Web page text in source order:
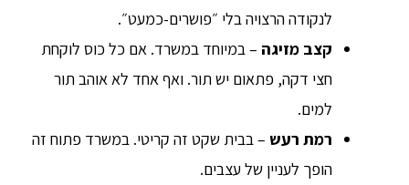
לנקודה הרצויה בלי ״פושרים-כמעט״.
קצב מזיגה – במיוחד במשרד. אם כל כוס לוקחת
חצי דקה, פתאום יש תור. ואף אחד לא אוהב תור
למים.
רמת רעש – בבית שקט זה קריטי. במשרד פתוח זה
הופך לעניין של עצבים.